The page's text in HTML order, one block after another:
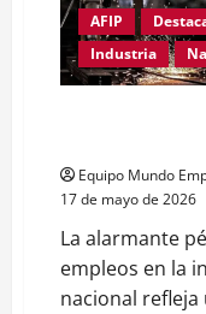
AFIP
Industria
Equipo Mundo
17 de mayo de 2026
La alarmante
empleos en la
nacional refleja